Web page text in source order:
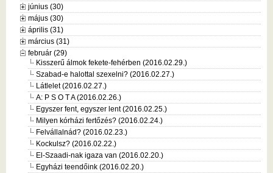
június (30)
május (30)
április (31)
március (31)
február (29)
Kisszerű álmok fekete-fehérben (2016.02.29.)
Szabad-e halottal szexelni? (2016.02.27.)
Látlelet (2016.02.27.)
A: P S O T A (2016.02.26.)
Egyszer fent, egyszer lent (2016.02.25.)
Milyen kórházi fertőzés? (2016.02.24.)
Felvállalnád? (2016.02.23.)
Kockulsz? (2016.02.22.)
El-Szaadi-nak igaza van (2016.02.20.)
Egyházi teendőink (2016.02.20.)